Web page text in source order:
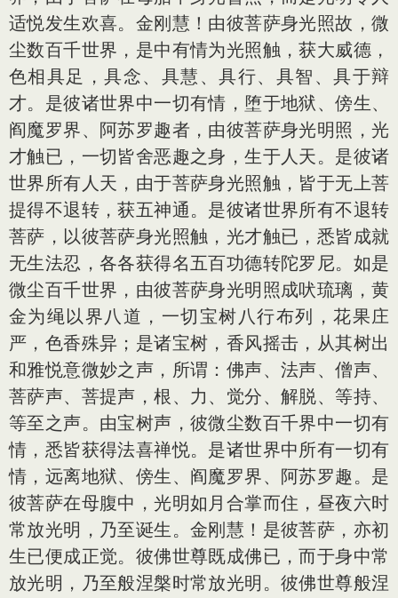
适悦发生欢喜。金刚慧！由彼菩萨身光照故，微
尘数百千世界，是中有情为光照触，获大威德，
色相具足，具念、具慧、具行、具智、具于辩
才。是彼诸世界中一切有情，堕于地狱、傍生、
阎魔罗界、阿苏罗趣者，由彼菩萨身光明照，光
才触已，一切皆舍恶趣之身，生于人天。是彼诸
世界所有人天，由于菩萨身光照触，皆于无上菩
提得不退转，获五神通。是彼诸世界所有不退转
菩萨，以彼菩萨身光照触，光才触已，悉皆成就
无生法忍，各各获得名五百功德转陀罗尼。如是
微尘百千世界，由彼菩萨身光明照成吠琉璃，黄
金为绳以界八道，一切宝树八行布列，花果庄
严，色香殊异；是诸宝树，香风摇击，从其树出
和雅悦意微妙之声，所谓：佛声、法声、僧声、
菩萨声、菩提声，根、力、觉分、解脱、等持、
等至之声。由宝树声，彼微尘数百千界中一切有
情，悉皆获得法喜禅悦。是诸世界中所有一切有
情，远离地狱、傍生、阎魔罗界、阿苏罗趣。是
彼菩萨在母腹中，光明如月合掌而住，昼夜六时
常放光明，乃至诞生。金刚慧！是彼菩萨，亦初
生已便成正觉。彼佛世尊既成佛已，而于身中常
放光明，乃至般涅槃时常放光明。彼佛世尊般涅